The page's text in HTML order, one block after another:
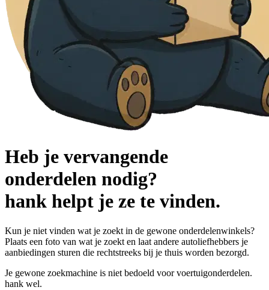
Heb je vervangende
onderdelen nodig?
hank helpt je ze te vinden.
Kun je niet vinden wat je zoekt in de gewone onderdelenwinkels?
Plaats een foto van wat je zoekt en laat andere autoliefhebbers je
aanbiedingen sturen die rechtstreeks bij je thuis worden bezorgd.
Je gewone zoekmachine is niet bedoeld voor voertuigonderdelen.
hank wel.